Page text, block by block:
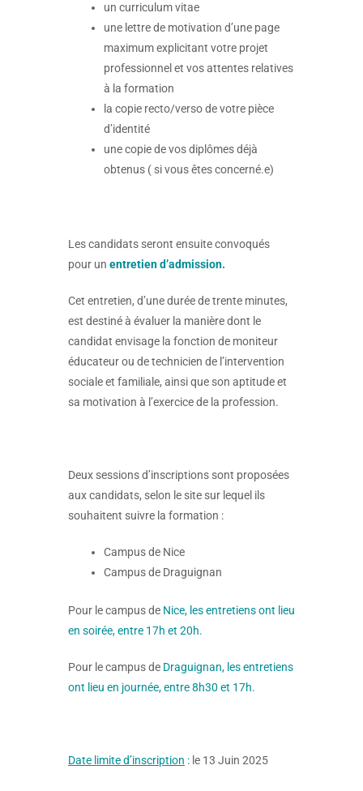
un curriculum vitae
une lettre de motivation d’une page
maximum explicitant votre projet
professionnel et vos attentes relatives
à la formation
la copie recto/verso de votre pièce
d’identité
une copie de vos diplômes déjà
obtenus ( si vous êtes concerné.e)
Les candidats seront ensuite convoqués
pour un entretien d’admission.
Cet entretien, d’une durée de trente minutes,
est destiné à évaluer la manière dont le
candidat envisage la fonction de moniteur
éducateur ou de technicien de l’intervention
sociale et familiale, ainsi que son aptitude et
sa motivation à l’exercice de la profession.
Deux sessions d’inscriptions sont proposées
aux candidats, selon le site sur lequel ils
souhaitent suivre la formation :
Campus de Nice
Campus de Draguignan
Pour le campus de Nice, les entretiens ont lieu
en soirée, entre 17h et 20h.
Pour le campus de Draguignan, les entretiens
ont lieu en journée, entre 8h30 et 17h.
Date limite d’inscription : le 13 Juin 2025